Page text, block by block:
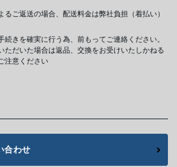
るご返送の場合、配送料金は弊社負担（着払い）
続きを確実に行う為、前もってご連絡ください。
ただいた場合は返品、交換をお受けいたしかねる
注意ください
合わせ